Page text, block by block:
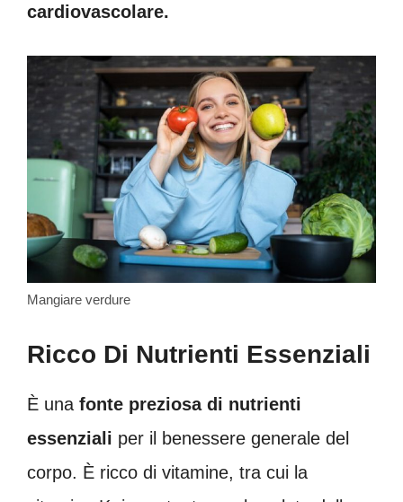
cardiovascolare.
Mangiare verdure
Ricco Di Nutrienti Essenziali
È una fonte preziosa di nutrienti
essenziali per il benessere generale del
corpo. È ricco di vitamine, tra cui la